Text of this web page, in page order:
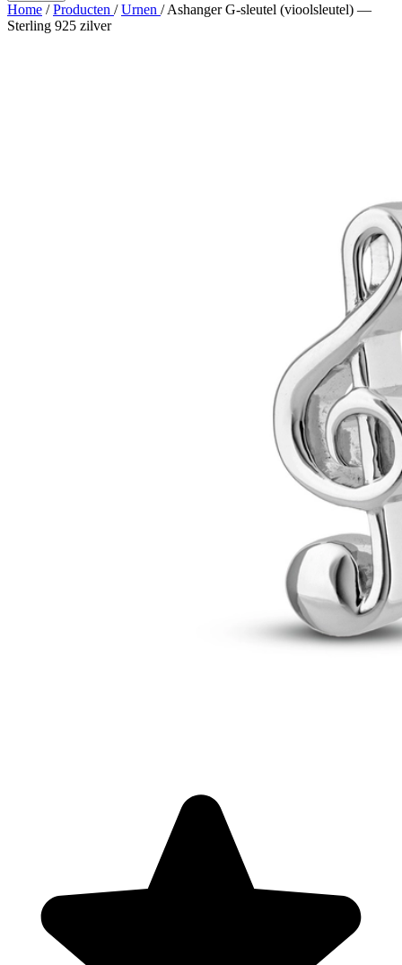
Home / Producten / Urnen / Ashanger G-sleutel (vioolsleutel) —
Sterling 925 zilver